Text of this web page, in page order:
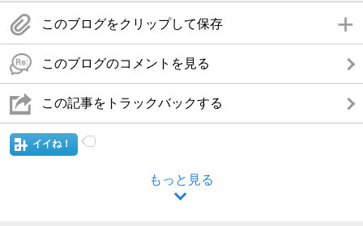
このブログをクリップして保存
このブログのコメントを見る
この記事をトラックバックする
イイね！
もっと見る